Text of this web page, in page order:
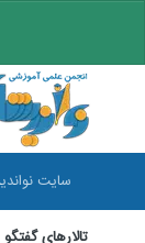
سایت
تالارهای گفتگو